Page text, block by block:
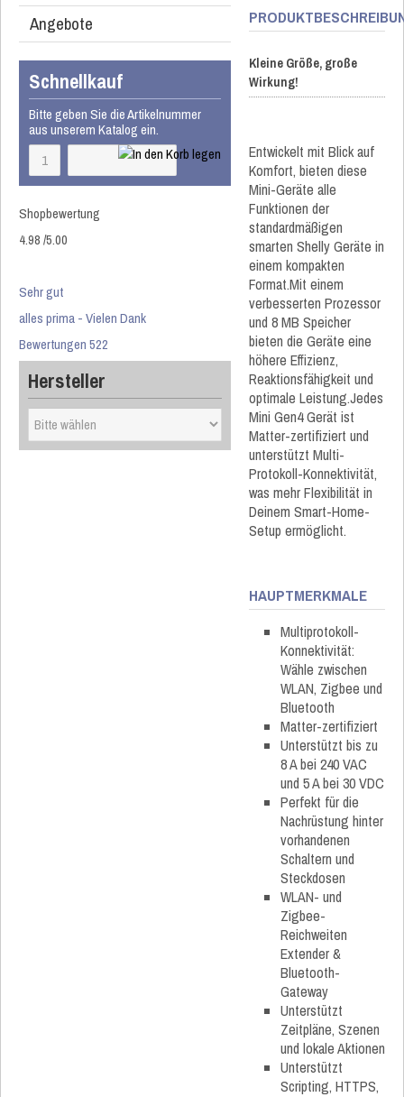
Angebote
Schnellkauf
Bitte geben Sie die Artikelnummer
aus unserem Katalog ein.
Shopbewertung
4.98/5.00
Sehr gut
alles prima - Vielen Dank
Bewertungen 522
Hersteller
Kleine Größe, große
Wirkung!
Entwickelt mit Blick auf
Komfort, bieten diese
Mini-Geräte alle
Funktionen der
standardmäßigen
smarten Shelly Geräte in
einem kompakten
Format.Mit einem
verbesserten Prozessor
und 8 MB Speicher
bieten die Geräte eine
höhere Effizienz,
Reaktionsfähigkeit und
optimale Leistung.Jedes
Mini Gen4 Gerät ist
Matter-zertifiziert und
unterstützt Multi-
Protokoll-Konnektivität,
was mehr Flexibilität in
Deinem Smart-Home-
Setup ermöglicht.
HAUPTMERKMALE
Multiprotokoll-
Konnektivität:
Wähle zwischen
WLAN, Zigbee und
Bluetooth
Matter-zertifiziert
Unterstützt bis zu
8 A bei 240 VAC
und 5 A bei 30 VDC
Perfekt für die
Nachrüstung hinter
vorhandenen
Schaltern und
Steckdosen
WLAN- und
Zigbee-
Reichweiten
Extender &
Bluetooth-
Gateway
Unterstützt
Zeitpläne, Szenen
und lokale Aktionen
Unterstützt
Scripting, HTTPS,